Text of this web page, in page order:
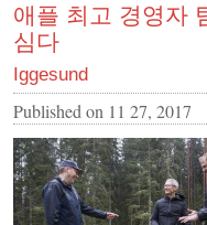
애플 최고 경영자
심다
Iggesund
Published on 11 27, 2017